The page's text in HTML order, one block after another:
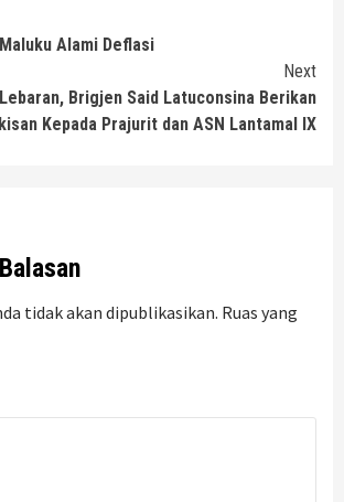
Alami Deflasi
Next
Brigjen Said Latuconsina Berikan
Kepada Prajurit dan ASN Lantamal IX
tidak akan dipublikasikan. Ruas yang